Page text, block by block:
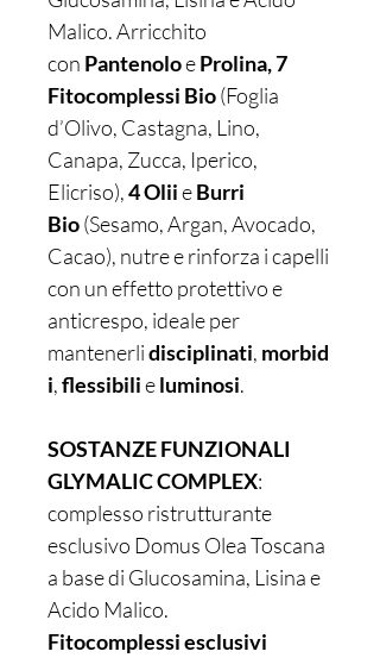
Malico. Arricchito
con PantenoloeProlina, 7
Fitocomplessi Bio(Foglia
d’Olivo, Castagna, Lino,
Canapa, Zucca, Iperico,
Elicriso),4 OliieBurri
Bio(Sesamo, Argan, Avocado,
Cacao), nutre e rinforza i capelli
con un effetto protettivo e
anticrespo, ideale per
mantenerlidisciplinati, morbid
i,flessibilieluminosi.
SOSTANZE FUNZIONALI
GLYMALIC COMPLEX:
complesso ristrutturante
esclusivo Domus Olea Toscana
a base di Glucosamina, Lisina e
Acido Malico.
Fitocomplessi esclusivi